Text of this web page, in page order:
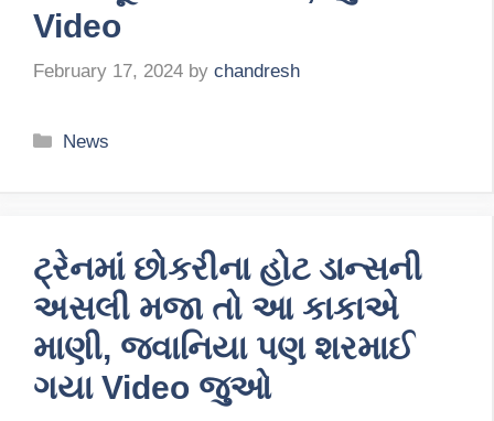
Video
February 17, 2024 by chandresh
Categories
News
ટ્રેનમાં છોકરીના હોટ ડાન્સની
અસલી મજા તો આ કાકાએ
માણી, જવાનિયા પણ શરમાઈ
ગયા Video જુઓ